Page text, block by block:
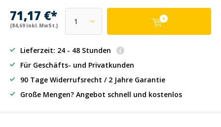
71,17 €*
(84,69 inkl. MwSt.)
Lieferzeit: 24 - 48 Stunden
Für Geschäfts- und Privatkunden
90 Tage Widerrufsrecht / 2 Jahre Garantie
Große Mengen? Angebot schnell und kostenlos